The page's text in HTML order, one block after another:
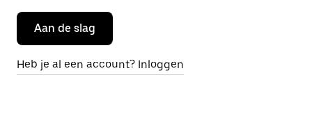
Aan de slag
Heb je al een account? Inloggen